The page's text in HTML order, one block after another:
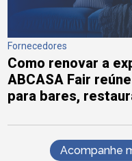
Fornecedores
Como renovar a
ABCASA Fair
para bares,
Acompanhe